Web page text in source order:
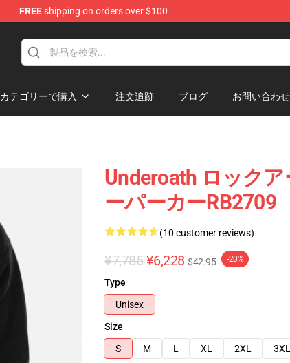
FREEshipping on orders over $100
カテゴリーで購入 注文追跡 ブログ お問い合わせ
Underoath ロック
ーパーカーRB2709
(10 customer reviews)
¥7,785 ¥6,228 $42.95 -20%
Type
Unisex
Size
S
M L XL 2XL 3XL